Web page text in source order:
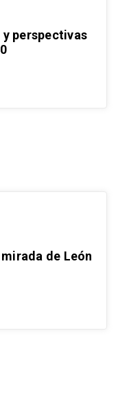
perspectivas
de León